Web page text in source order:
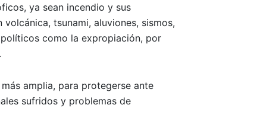
ya sean incendio y sus
tsunami, aluviones, sismos,
como la expropiación, por
amplia, para protegerse ante
sufridos y problemas de